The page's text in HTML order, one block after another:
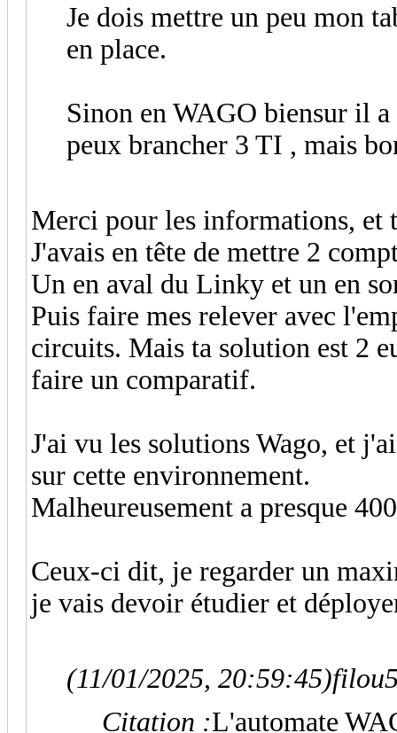
Je dois mettre un peu mon
en place.
Sinon en WAGO biensur il
peux brancher 3 TI , mais
Merci pour les informations, et
J'avais en tête de mettre 2
Un en aval du Linky et un en
Puis faire mes relever avec
circuits. Mais ta solution est 2
faire un comparatif.
J'ai vu les solutions Wago, et
sur cette environnement.
Malheureusement a presque
Ceux-ci dit, je regarder un
je vais devoir étudier et
(11/01/2025, 20:59:45)
Citation :L'automate